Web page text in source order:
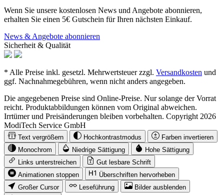
Wenn Sie unsere kostenlosen News und Angebote abonnieren,
erhalten Sie einen 5€ Gutschein für Ihren nächsten Einkauf.
News & Angebote abonnieren
Sicherheit & Qualität
* Alle Preise inkl. gesetzl. Mehrwertsteuer zzgl. Versandkosten und
ggf. Nachnahmegebühren, wenn nicht anders angegeben.
Die angegebenen Preise sind Online-Preise. Nur solange der Vorrat
reicht. Produktabbildungen können vom Original abweichen.
Irrtümer und Preisänderungen bleiben vorbehalten. Copyright 2026
ModiTech Service GmbH
Text vergrößern Hochkontrastmodus
Farben invertieren
Monochrom
Niedrige Sättigung
Hohe Sättigung
Links unterstreichen
Gut lesbare Schrift
Animationen stoppen
Überschriften hervorheben
Großer Cursor
Leseführung
Bilder ausblenden